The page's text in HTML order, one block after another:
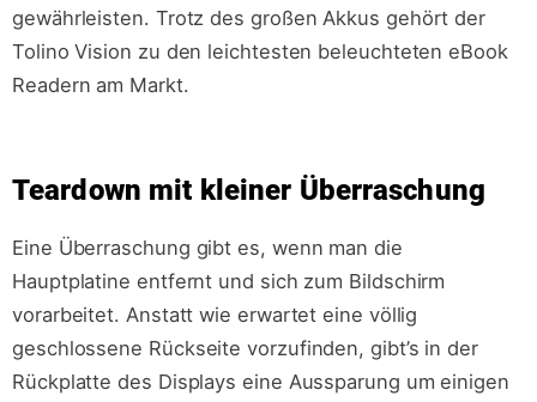
gewährleisten. Trotz des großen Akkus gehört der
Tolino Vision zu den leichtesten beleuchteten eBook
Readern am Markt.
Teardown mit kleiner Überraschung
Eine Überraschung gibt es, wenn man die
Hauptplatine entfernt und sich zum Bildschirm
vorarbeitet. Anstatt wie erwartet eine völlig
geschlossene Rückseite vorzufinden, gibt’s in der
Rückplatte des Displays eine Aussparung um einigen